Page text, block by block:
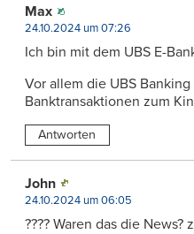
Max
24.10.2024 um 07:26
Ich bin mit dem UBS E-
Vor allem die UBS
Banktransaktionen zum
Antworten
John
24.10.2024 um 06:05
???? Waren das die